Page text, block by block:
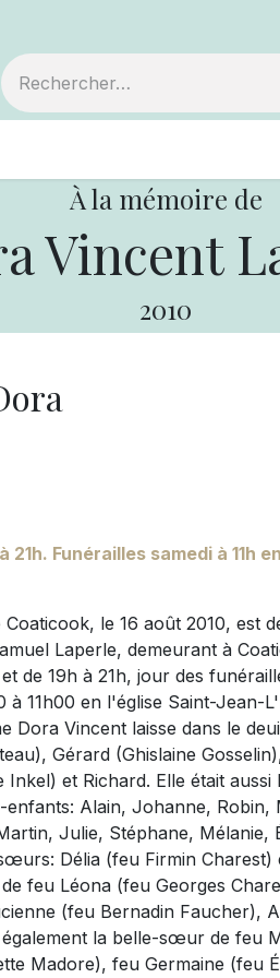
À la mémoire de
Vincent
2010
21h. Funérailles samedi à 11h
le 16 août 2010, est
Laperle, demeurant à
de 19h à 21h, jour des
à 11h00 en l'église Saint-Jean-
Dora Vincent laisse dans le
Gérard (Ghislaine
et Richard. Elle était
enfants: Alain, Johanne,
Julie, Stéphane, Mélanie,
Délia (feu Firmin
feu Léona (feu Georges
(feu Bernadin Faucher),
la belle-sœur de feu
Madore), feu Germaine (feu